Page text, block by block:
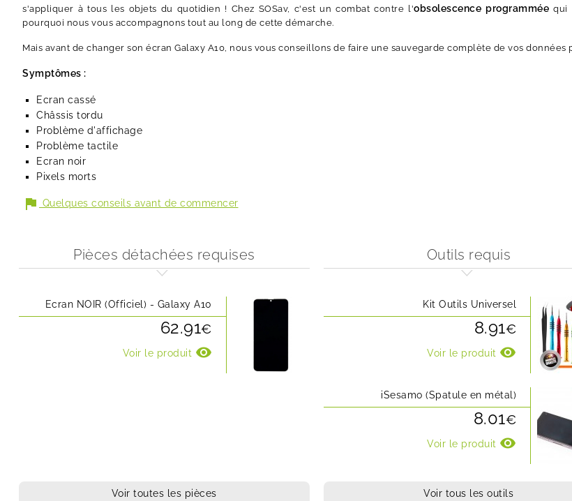
s'appliquer à tous les objets du quotidien ! Chez SOSav, c'est un combat contre l'obsolescence programmée qui
pourquoi nous vous accompagnons tout au long de cette démarche.
Mais avant de changer son écran Galaxy A10, nous vous conseillons de faire une sauvegarde complète de vos données
Symptômes :
Ecran cassé
Châssis tordu
Problème d'affichage
Problème tactile
Ecran noir
Pixels morts
flag Quelques conseils avant de commencer
Pièces détachées requises
Ecran NOIR (Officiel) - Galaxy A10
62.91€
Voir le produit visibility
Voir toutes les pièces
Outils requis
Kit Outils Universel
8.91€
Voir le produit visibility
iSesamo (Spatule en métal)
8.01€
Voir le produit visibility
Voir tous les outils